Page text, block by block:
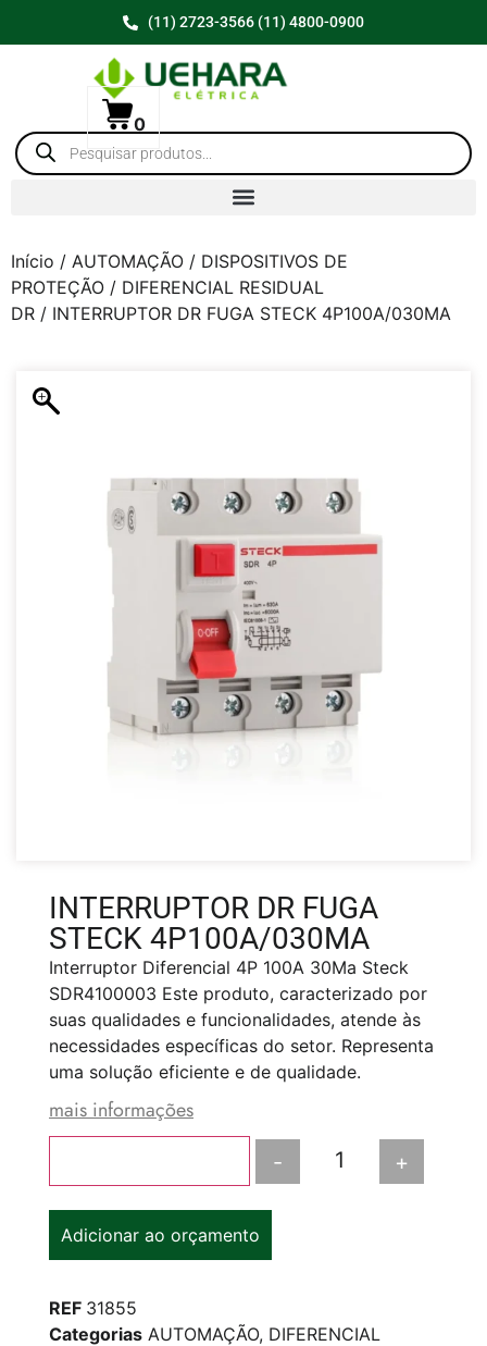
(11) 2723-3566 (11) 4800-0900
0
Início / AUTOMAÇÃO / DISPOSITIVOS DE
PROTEÇÃO / DIFERENCIAL RESIDUAL
DR / INTERRUPTOR DR FUGA STECK 4P100A/030MA
INTERRUPTOR DR FUGA
STECK 4P100A/030MA
Interruptor Diferencial 4P 100A 30Ma Steck
SDR4100003 Este produto, caracterizado por
suas qualidades e funcionalidades, atende às
necessidades específicas do setor. Representa
uma solução eficiente e de qualidade.
mais informações
- +
Adicionar ao orçamento
REF 31855
Categorias AUTOMAÇÃO, DIFERENCIAL